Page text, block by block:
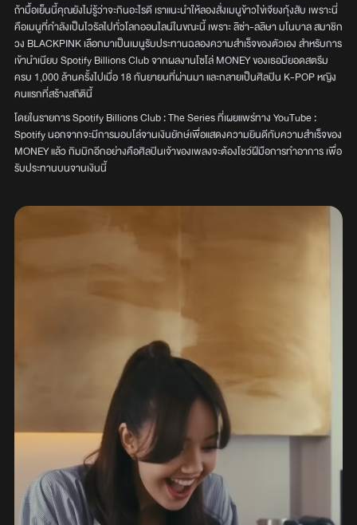
ถ้ามื้อเย็นนี้คุณยังไม่รู้ว่าจะกินอะไรดี เราแนะนำให้ลองสั่งเมนูข้าวไข่เจียงกุ้งสับ เพราะนี่
คือเมนูที่กำลังเป็นไวรัลไปทั่วโลกออนไลน์ในขณะนี้ เพราะ ลิซ่า-ลลิษา มโนบาล สมาชิก
วง BLACKPINK เลือกมาเป็นเมนูรับประทานฉลองความสำเร็จของตัวเอง สำหรับการ
เข้านำเนียบ Spotify Billions Club จากผลงานโซโล่ MONEY ของเธอมียอดสตรีม
ครบ 1,000 ล้านครั้งไปเมื่อ 18 กันยายนที่ผ่านมา และกลายเป็นศิลปิน K-POP หญิง
คนแรกที่สร้างสถิตินี้
โดยในรายการ Spotify Billions Club : The Series ที่เผยแพร่ทาง YouTube :
Spotify นอกจากจะมีการมอบโล่จานเงินยักษ์เพื่อแสดงความยินดีกับความสำเร็จของ
MONEY แล้ว กิมมิกอีกอย่างคือศิลปินเจ้าของเพลงจะต้องโชว์ฝีมือการทำอาการ เพื่อ
รับประทานบนจานเงินนี้